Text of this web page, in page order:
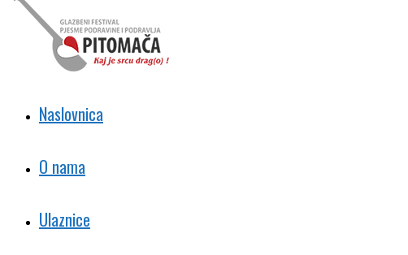
Naslovnica
O nama
Ulaznice